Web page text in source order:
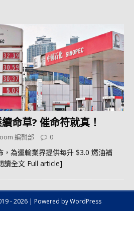
命草? 催命符就真！
編輯部 0
，為運輸業界提供每升 $3.0 燃油補
讀全文 Full article]
- 2026 | Powered by WordPress